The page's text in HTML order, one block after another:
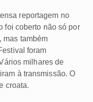
reportagem no
foi coberto não só por
mas também
foram
milhares de
à transmissão. O
croata.